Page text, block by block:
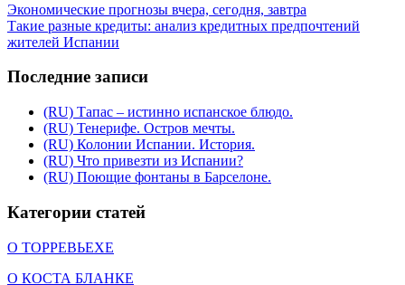
Экономические прогнозы вчера, сегодня, завтра
Такие разные кредиты: анализ кредитных предпочтений
жителей Испании
Последние записи
(RU) Тапас – истинно испанское блюдо.
(RU) Тенерифе. Остров мечты.
(RU) Колонии Испании. История.
(RU) Что привезти из Испании?
(RU) Поющие фонтаны в Барселоне.
Категории статей
О ТОРРЕВЬЕХЕ
О КОСТА БЛАНКЕ